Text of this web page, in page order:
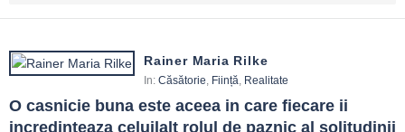
Rainer Maria Rilke
In: Căsătorie, Ființă, Realitate
O casnicie buna este aceea in care fiecare ii
incredinteaza celuilalt rolul de paznic al solitudinii